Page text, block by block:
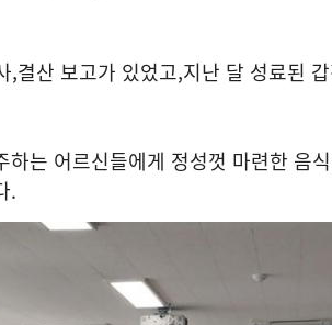
,결산 보고가 있었고,지난 달 성료된
하는 어르신들에게 정성껏 마련한 음
.